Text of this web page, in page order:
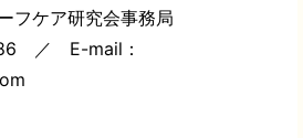
フケア研究会事務局
／ E-mail：